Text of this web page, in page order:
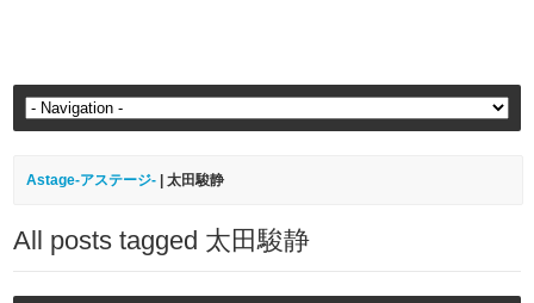
Astage-アステージ- |太田駿静
All posts tagged 太田駿静